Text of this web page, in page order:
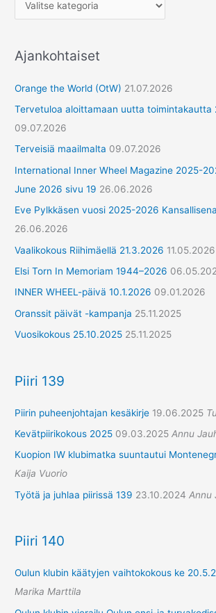
Ajankohtaiset
Orange the World (OtW) 21.07.2026
Tervetuloa aloittamaan uutta toimintakautta
09.07.2026
Terveisiä maailmalta 09.07.2026
International Inner Wheel Magazine 2025-
June 2026 sivu 19 26.06.2026
Eve Pylkkäsen vuosi 2025-2026
26.06.2026
Vaalikokous Riihimäellä 21.3.2026 11.05.2026
Elsi Torn In Memoriam 1944–2026
INNER WHEEL-päivä 10.1.2026 09.01.2026
Oranssit päivät -kampanja 25.11.2025
Vuosikokous 25.10.2025 25.11.2025
Piiri 139
Piirin puheenjohtajan kesäkirje 19.06.2025
Kevätpiirikokous 2025 09.03.2025 Annu
Kuopion IW klubimatka suuntautui
Kaija Vuorio
Työtä ja juhlaa piirissä 139 23.10.2024 Annu
Piiri 140
Oulun klubin käätyjen vaihtokokous ke
Marika Marttila